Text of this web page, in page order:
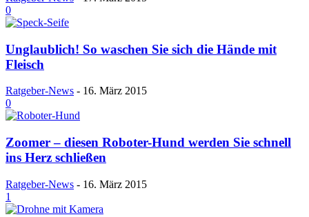
0
Unglaublich! So waschen Sie sich die Hände mit
Fleisch
Ratgeber-News - 16. März 2015
0
Zoomer – diesen Roboter-Hund werden Sie schnell
ins Herz schließen
Ratgeber-News - 16. März 2015
1